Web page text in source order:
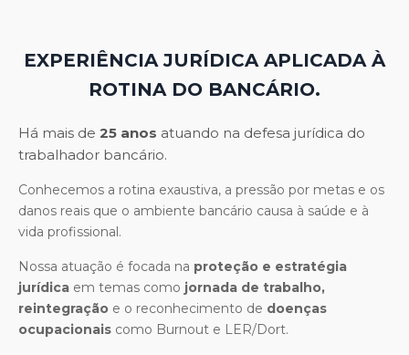
EXPERIÊNCIA JURÍDICA APLICADA À
ROTINA DO BANCÁRIO.
Há mais de 25 anos atuando na defesa jurídica do
trabalhador bancário.
Conhecemos a rotina exaustiva, a pressão por metas e os
danos reais que o ambiente bancário causa à saúde e à
vida profissional.
Nossa atuação é focada na proteção e estratégia
jurídica em temas como jornada de trabalho,
reintegração e o reconhecimento de doenças
ocupacionais como Burnout e LER/Dort.